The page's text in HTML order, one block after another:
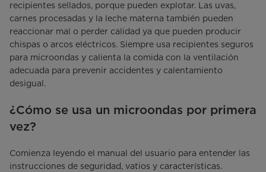
recipientes sellados, porque pueden explotar. Las uvas,
carnes procesadas y la leche materna también pueden
reaccionar mal o perder calidad ya que pueden producir
chispas o arcos eléctricos. Siempre usa recipientes seguros
para microondas y calienta la comida con la ventilación
adecuada para prevenir accidentes y calentamiento
desigual.
¿Cómo se usa un microondas por primera
vez?
Comienza leyendo el manual del usuario para entender las
instrucciones de seguridad, vatios y características.